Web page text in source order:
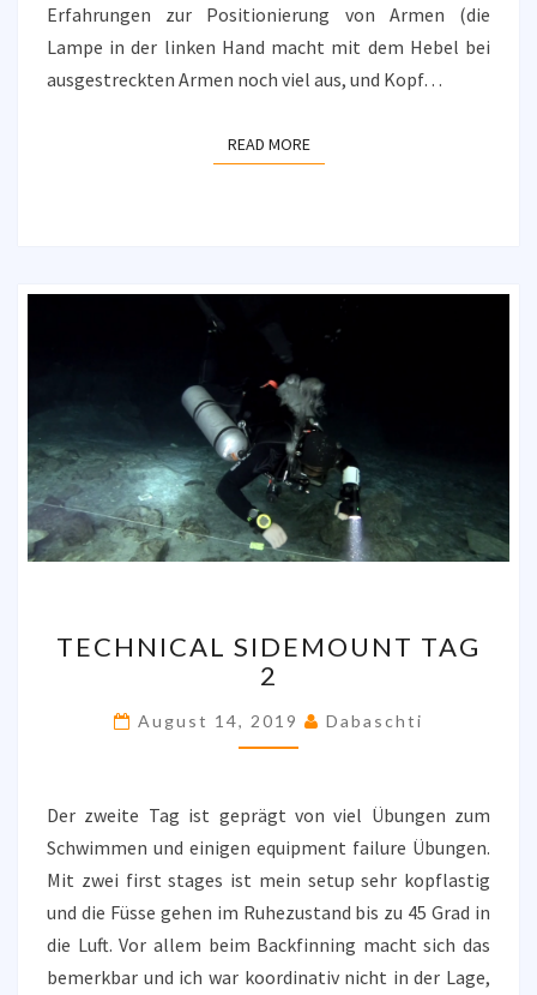
Erfahrungen zur Positionierung von Armen (die
Lampe in der linken Hand macht mit dem Hebel bei
ausgestreckten Armen noch viel aus, und Kopf…
READ MOREREAD MORE
SIDEMOUNT
TAG
TECHNICAL SIDEMOUNT TAG
2
August 14, 2019 Dabaschti
Der zweite Tag ist geprägt von viel Übungen zum
Schwimmen und einigen equipment failure Übungen.
Mit zwei first stages ist mein setup sehr kopflastig
und die Füsse gehen im Ruhezustand bis zu 45 Grad in
die Luft. Vor allem beim Backfinning macht sich das
bemerkbar und ich war koordinativ nicht in der Lage,